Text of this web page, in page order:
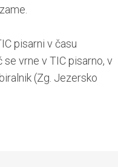
pisarni v času
se vrne v TIC pisarno, v
(Zg. Jezersko